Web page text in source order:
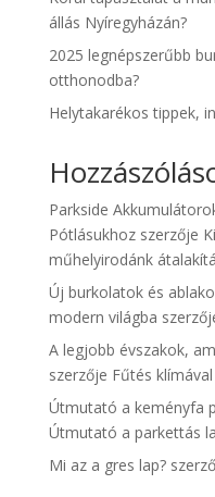
állás Nyíregyházán?
2025 legnépszerűbb
otthonodba?
Helytakarékos tippek,
Parkside
Pótlásukhozszerzője
műhelyirodánk
Új burkolatok és
modern világba
A legjobb évszakok,
szerzője Fűtés
Útmutató a keményfa
Útmutató a parkettás
Mi az a gres lap?